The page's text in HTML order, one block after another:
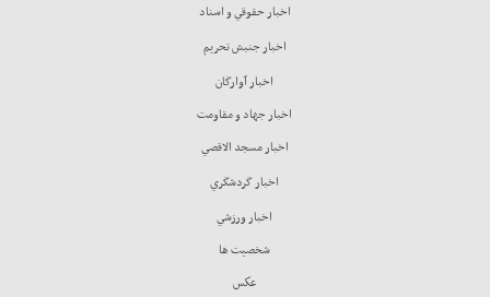
اخبار حقوقي و اسناد
اخبار جنبش تحريم
اخبار آوارگان
اخبار جهاد و مقاومت
اخبار مسجد الاقصي
اخبار گردشگري
اخبار ورزشي
شخصيت ها
عكس